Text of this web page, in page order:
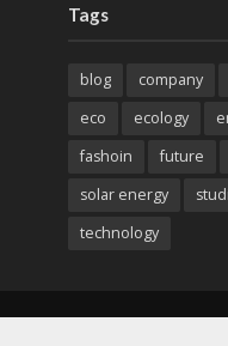
Tags
blog company
eco
ecology
fashoin
future
solar energy
technology